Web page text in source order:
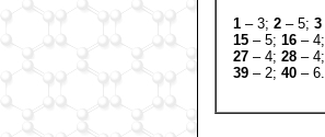
1 – 3; 2 – 5; 3
15 – 5; 16 – 4;
27 – 4; 28 – 4;
39 – 2; 40 – 6.